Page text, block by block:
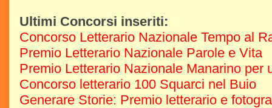
Ultimi Concorsi inseriti:
Concorso Letterario Nazionale Tempo al
Premio Letterario Nazionale Parole e Vita
Premio Letterario Nazionale Manarino per
Concorso letterario 100 Squarci nel Buio
Generare Storie: Premio letterario e